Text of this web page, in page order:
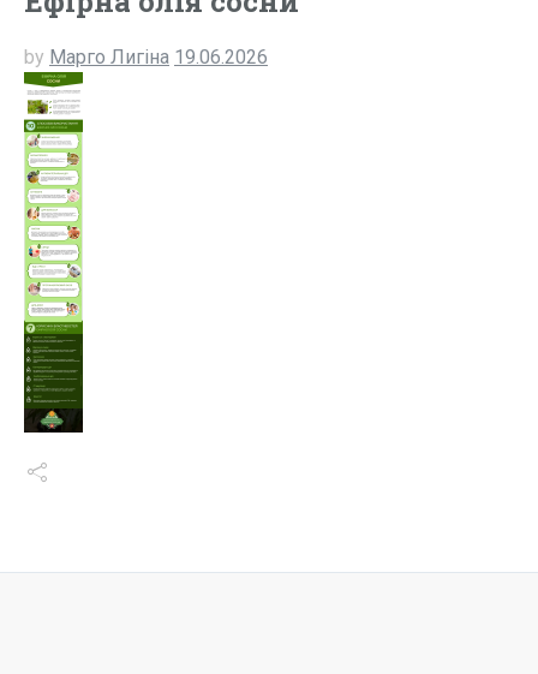
by Марго Лигіна 19.06.2026